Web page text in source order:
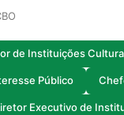
de Instituições
Público
Executivo de